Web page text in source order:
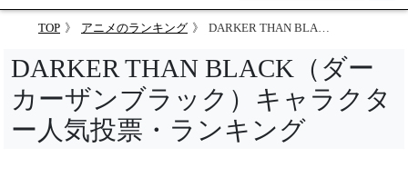
TOP アニメのランキング DARKER THAN BLACK（ダーカーザンブラック）キャラクター人気投票
DARKER THAN BLACK（ダー
カーザンブラック）キャラクタ
ー人気投票・ランキング